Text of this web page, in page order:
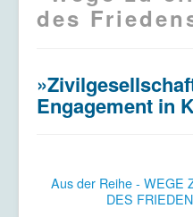
Mitmachen &
Kontakt/Impressum
Datenschutzerklärung
des
Engagement in
Aus der Reihe - WEGE
DES